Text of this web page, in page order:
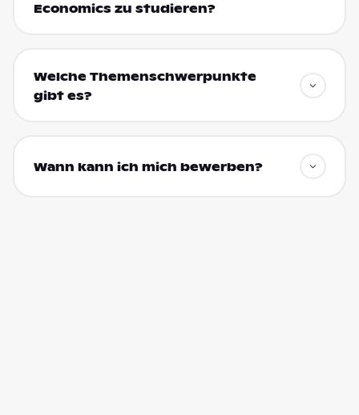
Economics zu studieren?
Welche Themenschwerpunkte
gibt es?
Wann kann ich mich bewerben?